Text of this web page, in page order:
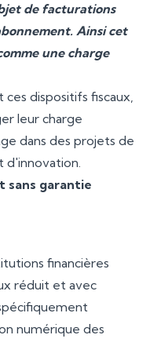
de facturations
Ainsi cet
une charge
dispositifs fiscaux,
leur charge
dans des projets de
d'innovation.
sans garantie
financières
réduit et avec
numérique des